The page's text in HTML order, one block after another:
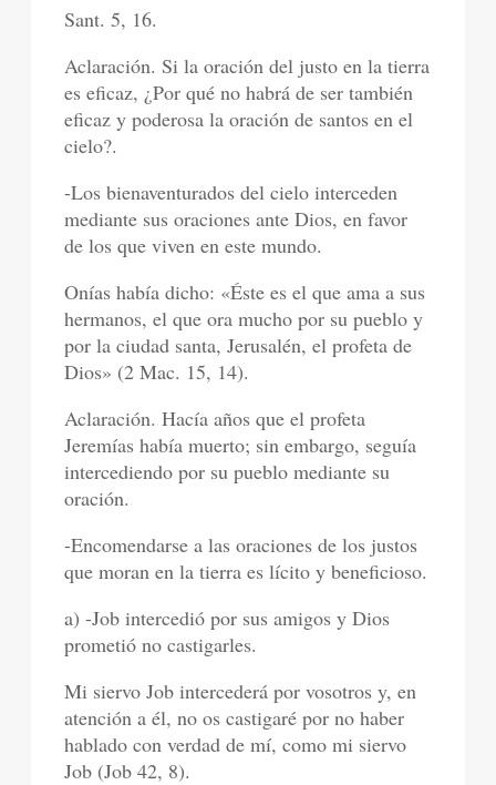
Sant. 5, 16.
Aclaración. Si la oración del justo en la tierra
es eficaz, ¿Por qué no habrá de ser también
eficaz y poderosa la oración de santos en el
cielo?.
-Los bienaventurados del cielo interceden
mediante sus oraciones ante Dios, en favor
de los que viven en este mundo.
Onías había dicho: «Éste es el que ama a sus
hermanos, el que ora mucho por su pueblo y
por la ciudad santa, Jerusalén, el profeta de
Dios» (2 Mac. 15, 14).
Aclaración. Hacía años que el profeta
Jeremías había muerto; sin embargo, seguía
intercediendo por su pueblo mediante su
oración.
-Encomendarse a las oraciones de los justos
que moran en la tierra es lícito y beneficioso.
a) -Job intercedió por sus amigos y Dios
prometió no castigarles.
Mi siervo Job intercederá por vosotros y, en
atención a él, no os castigaré por no haber
hablado con verdad de mí, como mi siervo
Job (Job 42, 8).